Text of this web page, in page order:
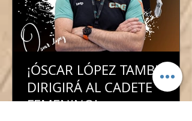
¡ÓSCAR LÓPEZ TAMBIÉN
DIRIGIRÁ AL CADETE
FEMENINO!